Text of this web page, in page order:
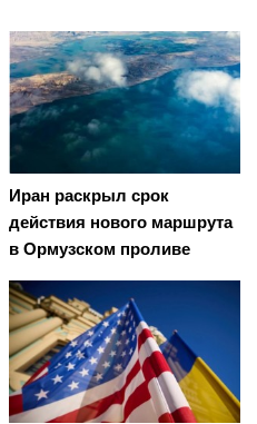
Иран раскрыл срок
действия нового маршрута
в Ормузском проливе